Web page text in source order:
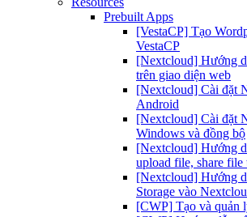
Prebuilt Apps
[VestaCP] Tạo
VestaCP
[Nextcloud] Hướng
trên giao diện web
[Nextcloud] Cài đặt
Android
[Nextcloud] Cài đặt
Windows và đồng bộ
[Nextcloud] Hướng
upload file, share
[Nextcloud] Hướng
Storage vào
[CWP] Tạo và quản